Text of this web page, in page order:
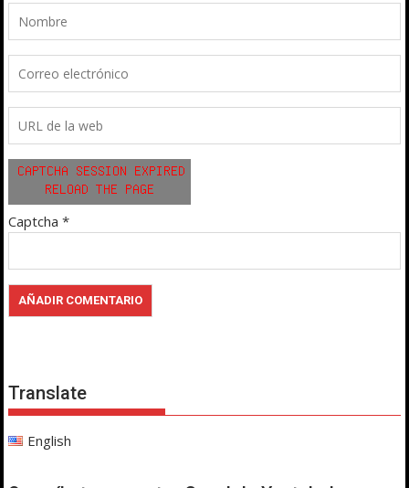
Captcha *
Translate
English